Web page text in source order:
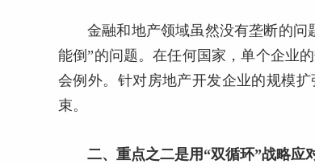
金融和地产领域虽然没有垄断的问
能倒”的问题。在任何国家，单个企业
会例外。针对房地产开发企业的规模
束。
二、重点之二是用“双循环”战略应